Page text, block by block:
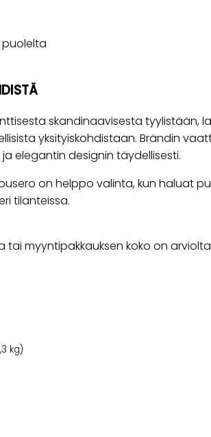
puolelta
skandinaavisesta tyylistään,
yksityiskohdistaan. Brändin
elegantin designin täydellisesti.
on helppo valinta, kun haluat
tilanteissa.
myyntipakkauksen koko on arviolta
kg)